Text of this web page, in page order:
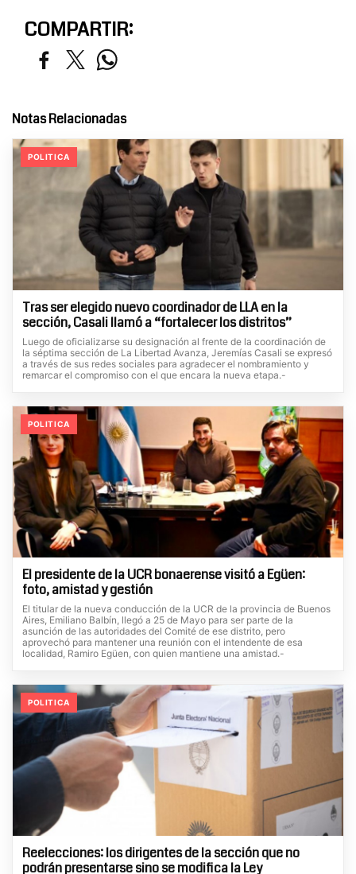
COMPARTIR:
Notas Relacionadas
POLITICA
Tras ser elegido nuevo coordinador de LLA en la
sección, Casali llamó a “fortalecer los distritos”
Luego de oficializarse su designación al frente de la coordinación de
la séptima sección de La Libertad Avanza, Jeremías Casali se expresó
a través de sus redes sociales para agradecer el nombramiento y
remarcar el compromiso con el que encara la nueva etapa.-
POLITICA
El presidente de la UCR bonaerense visitó a Egüen:
foto, amistad y gestión
El titular de la nueva conducción de la UCR de la provincia de Buenos
Aires, Emiliano Balbín, llegó a 25 de Mayo para ser parte de la
asunción de las autoridades del Comité de ese distrito, pero
aprovechó para mantener una reunión con el intendente de esa
localidad, Ramiro Egüen, con quien mantiene una amistad.-
POLITICA
Reelecciones: los dirigentes de la sección que no
podrán presentarse sino se modifica la Ley